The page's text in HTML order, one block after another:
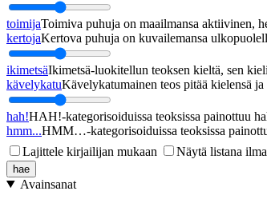
toimijaToimiva puhuja on maailmansa aktiivinen,
kertojaKertova puhuja on kuvailemansa
ikimetsäIkimetsä-luokitellun teoksen kieltä, sen
kävelykatuKävelykatumainen teos pitää kielensä
hah!HAH!-kategorisoiduissa teoksissa painottuu
hmm...HMM…-kategorisoiduissa teoksissa
Lajittele kirjailijan mukaan
Näytä listana
Avainsanat